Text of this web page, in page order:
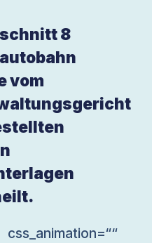
8
vom